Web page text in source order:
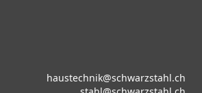
haustechnik@schwarzstahl.ch